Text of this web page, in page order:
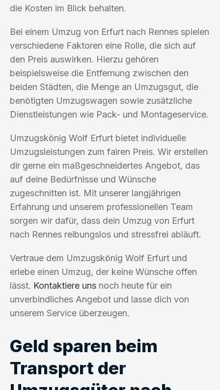
die Kosten im Blick behalten.
Bei einem Umzug von Erfurt nach Rennes spielen
verschiedene Faktoren eine Rolle, die sich auf
den Preis auswirken. Hierzu gehören
beispielsweise die Entfernung zwischen den
beiden Städten, die Menge an Umzugsgut, die
benötigten Umzugswagen sowie zusätzliche
Dienstleistungen wie Pack- und Montageservice.
Umzugskönig Wolf Erfurt bietet individuelle
Umzugsleistungen zum fairen Preis. Wir erstellen
dir gerne ein maßgeschneidertes Angebot, das
auf deine Bedürfnisse und Wünsche
zugeschnitten ist. Mit unserer langjährigen
Erfahrung und unserem professionellen Team
sorgen wir dafür, dass dein Umzug von Erfurt
nach Rennes reibungslos und stressfrei abläuft.
Vertraue dem Umzugskönig Wolf Erfurt und
erlebe einen Umzug, der keine Wünsche offen
lässt. Kontaktiere uns noch heute für ein
unverbindliches Angebot und lasse dich von
unserem Service überzeugen.
Geld sparen beim
Transport der